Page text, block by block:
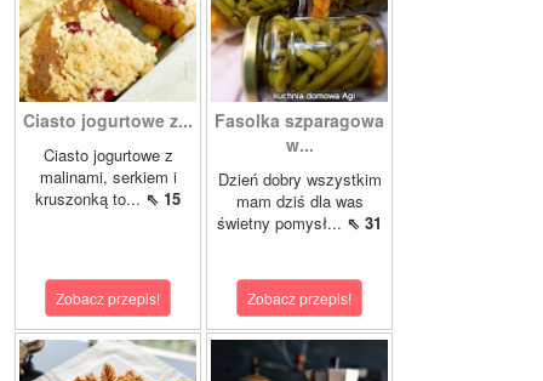
Ciasto jogurtowe z...
Ciasto jogurtowe z
malinami, serkiem i
kruszonką to... ⇖ 15
Zobacz przepis!
Fasolka szparagowa
w...
Dzień dobry wszystkim
mam dziś dla was
świetny pomysł... ⇖ 31
Zobacz przepis!